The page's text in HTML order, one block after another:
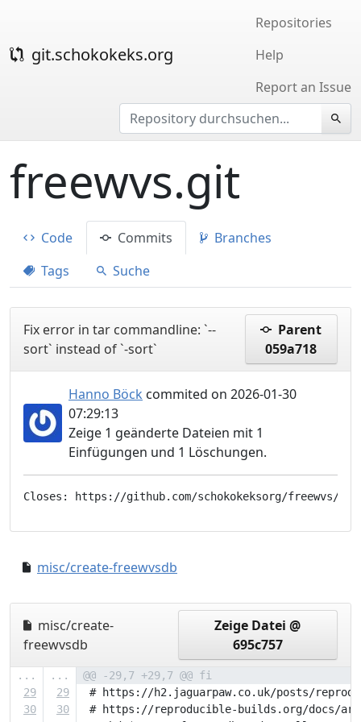
git.schokokeks.org
Repositories
Help
Report an Issue
freewvs.git
Code Commits
Branches
Tags
Suche
Fix error in tar commandline: `--
sort` instead of `-sort`
Parent
059a718
Hanno Böck commited on 2026-01-30
07:29:13
Zeige 1 geänderte Dateien mit 1
Einfügungen und 1 Löschungen.
misc/create-freewvsdb
misc/create-
freewvsdb
Zeige Datei @
695c757
... ...
@@ -29,7 +29,7 @@ fi
29
29
# https://h2.jaguarpaw.co.uk/posts/
30
30
# https://reproducible-builds.org/docs/